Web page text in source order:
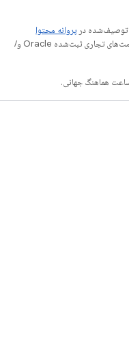
توصیف‌شده در پروانه محتوا
هستند. جاوا و OpenJDK علامت‌های تجاری یا علامت‌های تجاری ثبت‌شده Oracle و/